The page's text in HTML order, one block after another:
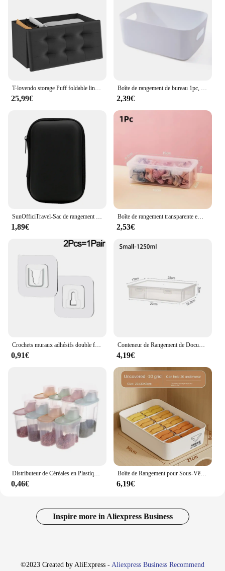
T-lovendo storage Puff foldable linen appearance 38x76x38cm
25,99€
Boîte de rangement de bureau 1pc, organisateur de cosmétiques, articles divers, panier de rangement en plastique, conteneur de bonbons, fournitures de rangement de cuisine à domicile
2,39€
SunOfficiTravel-Sac de rangement pour écouteurs, étui de chargement pour écouteurs GT, sac à fermeture éclair, câble de voyage portable, évaluation électronique, stockage
1,89€
Boîte de rangement transparente empilable pour accessoires de cheveux, couvercle à pression, anti-poussière, étanche, évaluation en plastique pour bijoux, 1PC
2,53€
Crochets muraux adhésifs double face, mousqueton invisible sans lueur, support de rangement mural, kit de crochets pour cuisine et chambre, 40 pièces, 2 pièces
0,91€
Conteneur de Rangement de Documents en Plastique Transparent, Boîte de Fichiers de Grande Capacité, Anti-Poussière, Accessoires Scolaires et de Bureau, A4/A5, 1 Pièce
4,19€
0,46€
Boîte de Rangement pour Sous-Vêtements à 10/15 Grilles, Classification avec Juste, Culottes, Chaussettes, Anti-Poussière, Empilage Stable
6,19€
Inspire more in Aliexpress Business
©2023 Created by AliExpress - Aliexpress Business Recommend